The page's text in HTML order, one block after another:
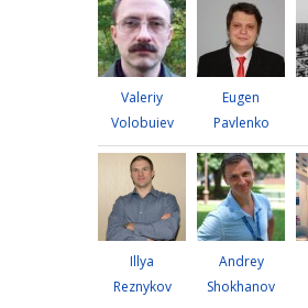
Valeriy
Volobuiev
Eugen
Pavlenko
Illya
Reznykov
Andrey
Shokhanov